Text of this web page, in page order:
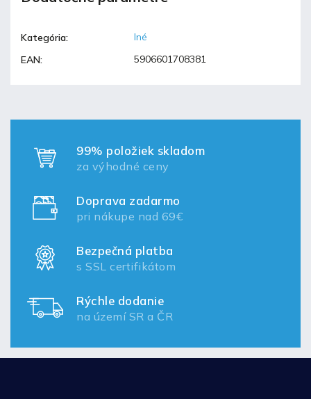
Kategória:
Iné
EAN: 5906601708381
99% položiek skladom
za výhodné ceny
Doprava zadarmo
pri nákupe nad 69€
Bezpečná platba
s SSL certifikátom
Rýchle dodanie
na území SR a ČR